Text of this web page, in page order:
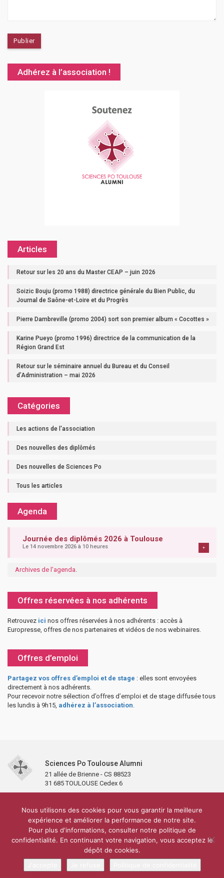
Adhérez à l’association !
Articles
Retour sur les 20 ans du Master CEAP – juin 2026
Soizic Bouju (promo 1988) directrice générale du Bien Public, du
Journal de Saône-et-Loire et du Progrès
Pierre Dambreville (promo 2004) sort son premier album « Cocottes »
Karine Pueyo (promo 1996) directrice de la communication de la
Région Grand Est
Retour sur le séminaire annuel du Bureau et du Conseil
d’Administration – mai 2026
Catégories
Les actions de l'association
Des nouvelles des diplômés
Des nouvelles de Sciences Po
Tous les articles
Agenda
Journée des diplômés 2026 à Toulouse
Le 14 novembre 2026 à 10 heures +
Archives de l'agenda
Offres réservées à nos adhérents
Retrouvez ici nos offres réservées à nos adhérents : accès à
Europresse, offres de nos partenaires et vidéos de nos webinaires.
Offres d’emploi
Partagez vos offres d’emploi et de stage : elles sont envoyées
directement à nos adhérents.
Pour recevoir notre sélection d’offres d’emploi et de stage diffusée tous
les lundis à 9h15, adhérez à l’association
Sciences Po Toulouse Alumni
21 allée de Brienne - CS 88523
31 685 TOULOUSE Cedex 6
Partenaires et soutiens
Lettre d’information
Réseaux sociaux
Sciences Po Toulouse
Carré Alumni de la bibliothèque de Sciences Po Toulouse
10 000 diplômés
Réseau ScPo
Mentions légales Politique de confidentialité
Plan du site
Conception & réalisation :CEREAL CONCEPT
Nous utilisons des cookies pour vous garantir la meilleure
expérience et améliorer la performance de notre site.
Pour plus d'informations, consulter notre politique de
confidentialité. En continuant votre navigation, vous acceptez le
dépôt de cookies.